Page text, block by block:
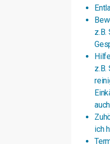
z.B.
z.B.
ich